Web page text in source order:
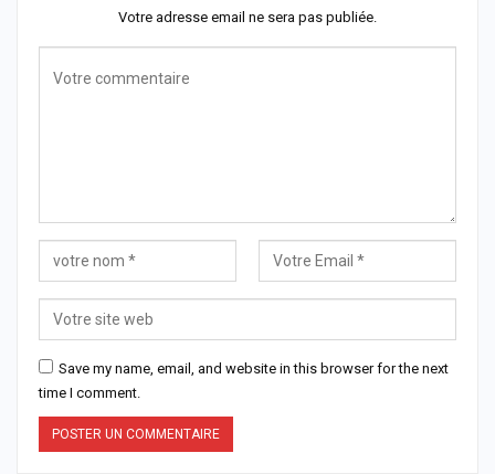
Votre adresse email ne sera pas publiée.
Save my name, email, and website in this browser for the next
time I comment.